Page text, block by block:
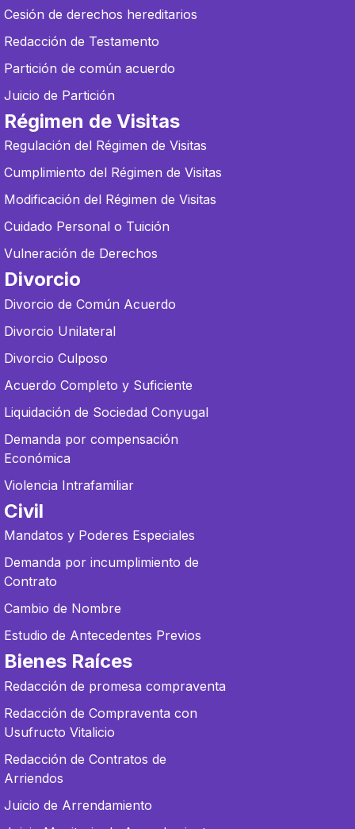
Cesión de derechos hereditarios
Redacción de Testamento
Partición de común acuerdo
Juicio de Partición
Régimen de Visitas
Regulación del Régimen de Visitas
Cumplimiento del Régimen de Visitas
Modificación del Régimen de Visitas
Cuidado Personal o Tuición
Vulneración de Derechos
Divorcio
Divorcio de Común Acuerdo
Divorcio Unilateral
Divorcio Culposo
Acuerdo Completo y Suficiente
Liquidación de Sociedad Conyugal
Demanda por compensación
Económica
Violencia Intrafamiliar
Civil
Mandatos y Poderes Especiales
Demanda por incumplimiento de
Contrato
Cambio de Nombre
Estudio de Antecedentes Previos
Bienes Raíces
Redacción de promesa compraventa
Redacción de Compraventa con
Usufructo Vitalicio
Redacción de Contratos de
Arriendos
Juicio de Arrendamiento